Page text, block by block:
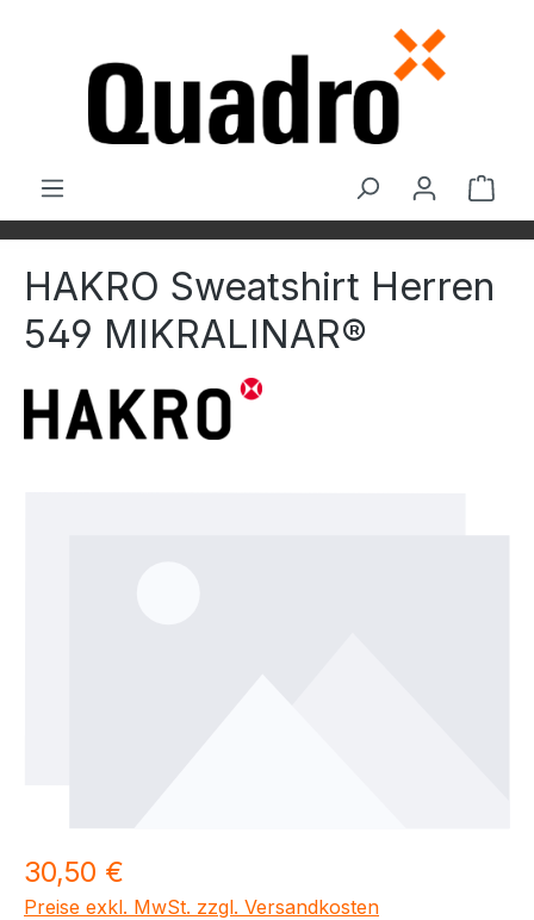
HAKRO Sweatshirt Herren
549 MIKRALINAR®
Regulärer Preis:
30,50 €
Preise exkl. MwSt. zzgl. Versandkosten